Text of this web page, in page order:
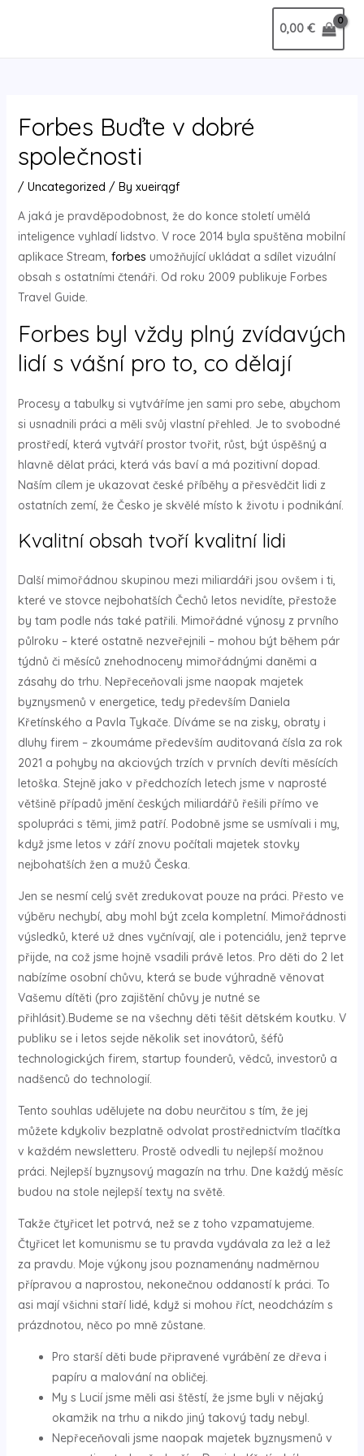
0,00€
Forbes Buďte v dobré
společnosti
/ Uncategorized / By xueirqgf
A jaká je pravděpodobnost, že do konce století umělá
inteligence vyhladí lidstvo. V roce 2014 byla spuštěna mobilní
aplikace Stream, forbes umožňující ukládat a sdílet vizuální
obsah s ostatními čtenáři. Od roku 2009 publikuje Forbes
Travel Guide.
Forbes byl vždy plný zvídavých
lidí s vášní pro to, co dělají
Procesy a tabulky si vytváříme jen sami pro sebe, abychom
si usnadnili práci a měli svůj vlastní přehled. Je to svobodné
prostředí, která vytváří prostor tvořit, růst, být úspěšný a
hlavně dělat práci, která vás baví a má pozitivní dopad.
Naším cílem je ukazovat české příběhy a přesvědčit lidi z
ostatních zemí, že Česko je skvělé místo k životu i podnikání.
Kvalitní obsah tvoří kvalitní lidi
Další mimořádnou skupinou mezi miliardáři jsou ovšem i ti,
které ve stovce nejbohatších Čechů letos nevidíte, přestože
by tam podle nás také patřili. Mimořádné výnosy z prvního
půlroku – které ostatně nezveřejnili – mohou být během pár
týdnů či měsíců znehodnoceny mimořádnými daněmi a
zásahy do trhu. Nepřeceňovali jsme naopak majetek
byznysmenů v energetice, tedy především Daniela
Křetínského a Pavla Tykače. Díváme se na zisky, obraty i
dluhy firem – zkoumáme především auditovaná čísla za rok
2021 a pohyby na akciových trzích v prvních devíti měsících
letoška. Stejně jako v předchozích letech jsme v naprosté
většině případů jmění českých miliardářů řešili přímo ve
spolupráci s těmi, jimž patří. Podobně jsme se usmívali i my,
když jsme letos v září znovu počítali majetek stovky
nejbohatších žen a mužů Česka.
Jen se nesmí celý svět zredukovat pouze na práci. Přesto ve
výběru nechybí, aby mohl být zcela kompletní. Mimořádnosti
výsledků, které už dnes vyčnívají, ale i potenciálu, jenž teprve
přijde, na což jsme hojně vsadili právě letos. Pro děti do 2 let
nabízíme osobní chůvu, která se bude výhradně věnovat
Vašemu dítěti (pro zajištění chůvy je nutné se
přihlásit).Budeme se na všechny děti těšit dětském koutku. V
publiku se i letos sejde několik set inovátorů, šéfů
technologických firem, startup founderů, vědců, investorů a
nadšenců do technologií.
Tento souhlas udělujete na dobu neurčitou s tím, že jej
můžete kdykoliv bezplatně odvolat prostřednictvím tlačítka
v každém newsletteru. Prostě odvedli tu nejlepší možnou
práci. Nejlepší byznysový magazín na trhu. Dne každý měsíc
budou na stole nejlepší texty na světě.
Takže čtyřicet let potrvá, než se z toho vzpamatujeme.
Čtyřicet let komunismu se tu pravda vydávala za lež a lež
za pravdu. Moje výkony jsou poznamenány nadměrnou
přípravou a naprostou, nekonečnou oddaností k práci. To
asi mají všichni staří lidé, když si mohou říct, neodcházím s
prázdnotou, něco po mně zůstane.
Pro starší děti bude připravené vyrábění ze dřeva i
papíru a malování na obličej.
My s Lucií jsme měli asi štěstí, že jsme byli v nějaký
okamžik na trhu a nikdo jiný takový tady nebyl.
Nepřeceňovali jsme naopak majetek byznysmenů v